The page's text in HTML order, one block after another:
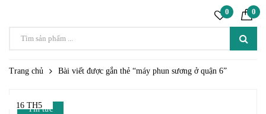
0 0
Trang chủ Bài viết được gắn thẻ “máy phun sương ở quận 6”
16 TH5
Tin tức